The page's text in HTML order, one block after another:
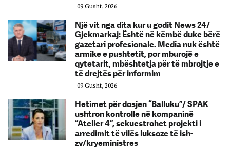
09 Gusht, 2026
Një vit nga dita kur u godit News 24/
Gjekmarkaj: Është në këmbë duke bërë
gazetari profesionale. Media nuk është
armike e pushtetit, por mburojë e
qytetarit, mbështetja për të mbrojtje e
të drejtës për informim
09 Gusht, 2026
Hetimet për dosjen “Balluku”/ SPAK
ushtron kontrolle në kompaninë
“Atelier 4”, sekuestrohet projekti i
arredimit të vilës luksoze të ish-
zv/kryeministres